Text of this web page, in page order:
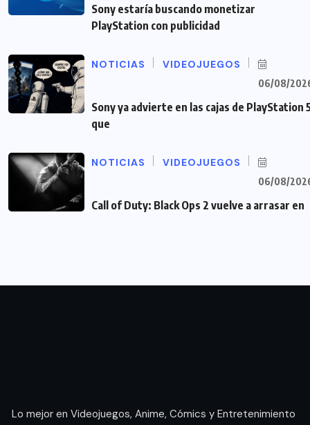
Sony estaría buscando monetizar
PlayStation con publicidad
NOTICIAS VIDEOJUEGOS
06/08/
Sony ya advierte en las cajas de PlayStation
que
NOTICIAS VIDEOJUEGOS
06/08/
Call of Duty: Black Ops 2 vuelve a arrasar en
Lo mejor en Videojuegos, Anime, Cómics y Entretenimiento